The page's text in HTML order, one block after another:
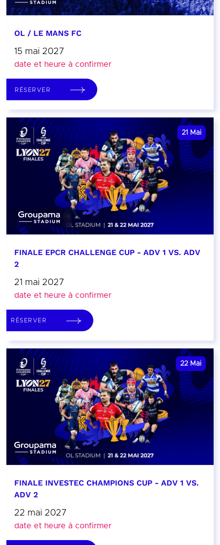
OL / LE MANS FC
15 mai 2027
date et heure à confirmer
RÉSERVER
21 Mai
FINALE EPCR CHALLENGE CUP - ADV 1 VS. ADV
2
21 mai 2027
date et heure à confirmer
RÉSERVER
22 Mai
FINALE INVESTEC CHAMPIONS CUP - ADV 1 VS.
ADV 2
22 mai 2027
date et heure à confirmer